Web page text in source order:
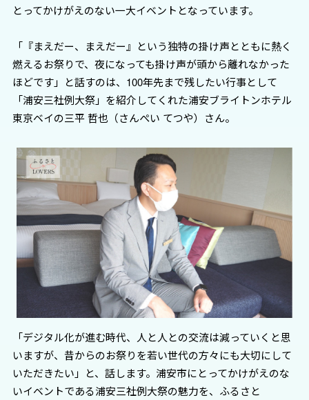
とってかけがえのない一大イベントとなっています。
「『まえだー、まえだー』という独特の掛け声とともに熱く
燃えるお祭りで、夜になっても掛け声が頭から離れなかった
ほどです」と話すのは、100年先まで残したい行事として
「浦安三社例大祭」を紹介してくれた浦安ブライトンホテル
東京ベイの三平 哲也（さんぺい てつや）さん。
「デジタル化が進む時代、人と人との交流は減っていくと思
いますが、昔からのお祭りを若い世代の方々にも大切にして
いただきたい」と、話します。浦安市にとってかけがえのな
いイベントである浦安三社例大祭の魅力を、ふるさと